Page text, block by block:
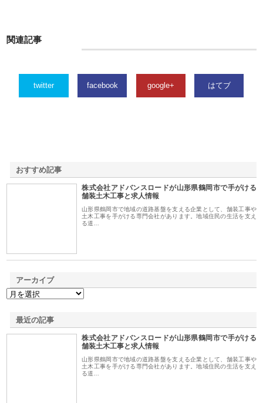
関連記事
twitter facebook google+ はてブ
おすすめ記事
株式会社アドバンスロードが山形県鶴岡市で手がける
舗装土木工事と求人情報
山形県鶴岡市で地域の道路基盤を支える企業として、舗装工事や
土木工事を手がける専門会社があります。地域住民の生活を支え
る道…
アーカイブ
最近の記事
株式会社アドバンスロードが山形県鶴岡市で手がける
舗装土木工事と求人情報
山形県鶴岡市で地域の道路基盤を支える企業として、舗装工事や
土木工事を手がける専門会社があります。地域住民の生活を支え
る道…